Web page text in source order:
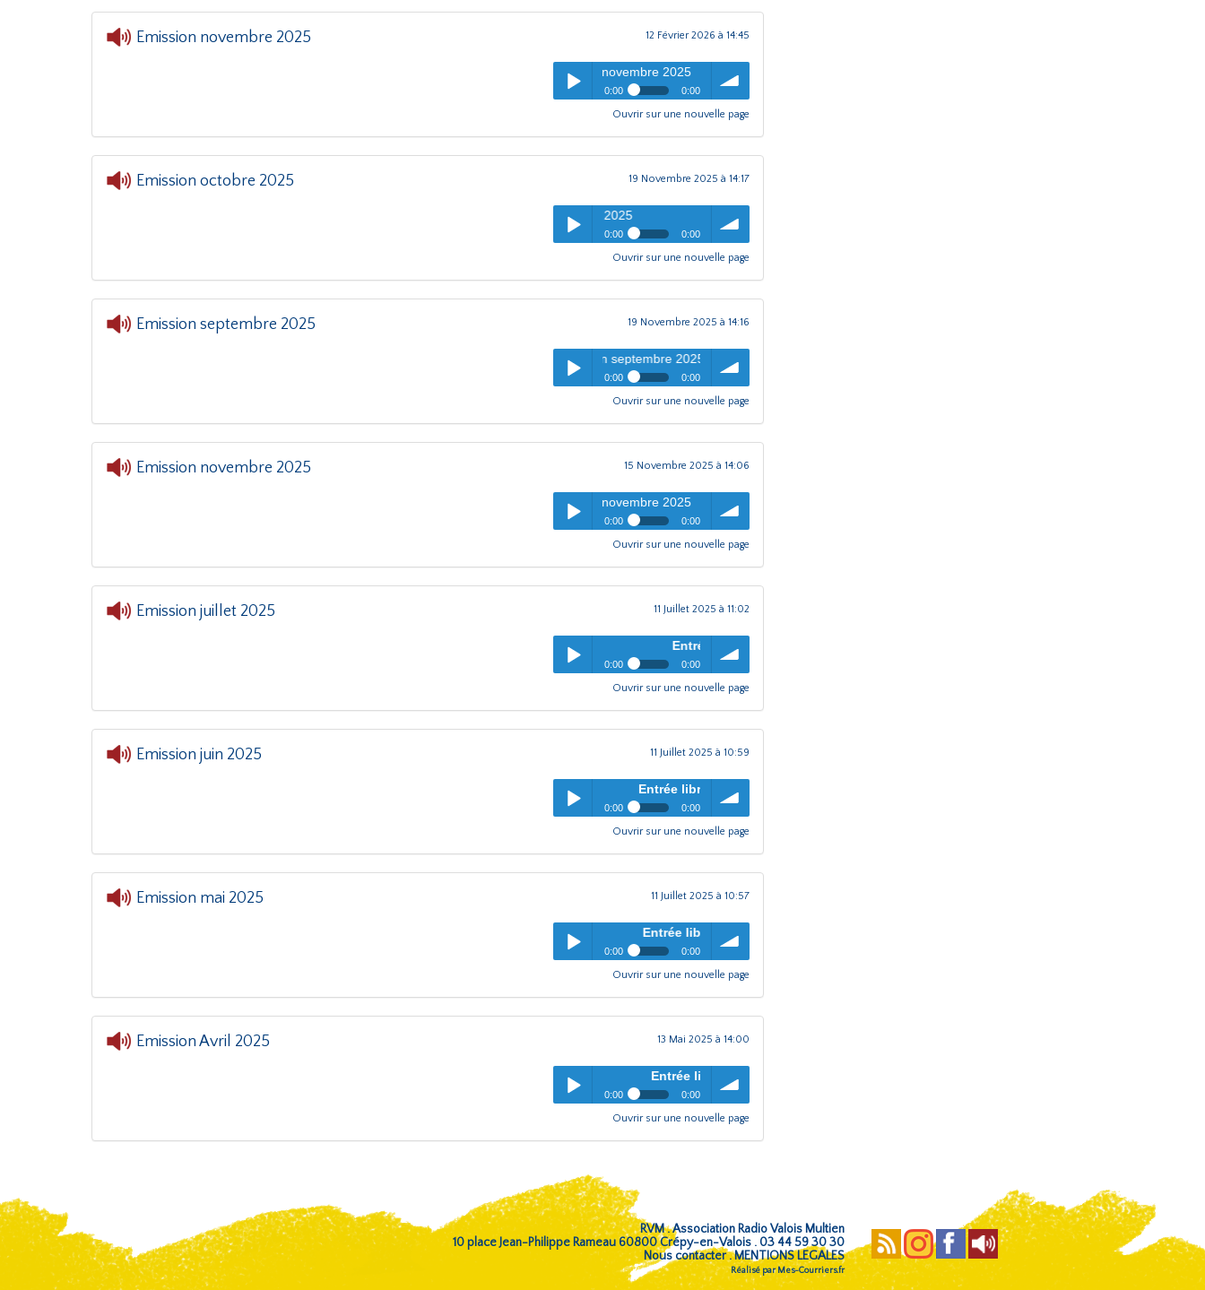
Emission novembre 2025 12 Février 2026 à 14:45
- Emission novembre 2025
0:00 0:00
Entrée libre- Emission
Ouvrir sur une nouvelle page
Emission octobre 2025 19 Novembre 2025 à 14:17
0:00 0:00
Entrée libre- Emission octobre
Ouvrir sur une nouvelle page
Emission septembre 2025 19 Novembre 2025 à 14:16
- Emission septembre 2025
0:00 0:00
Entrée libre- Emission
Ouvrir sur une nouvelle page
Emission novembre 2025 15 Novembre 2025 à 14:06
- Emission novembre 2025
0:00 0:00
Entrée libre- Emission
Ouvrir sur une nouvelle page
Emission juillet 2025 11 Juillet 2025 à 11:02
Entrée libre- Emission juillet 2025
0:00 0:00
Entrée libre - Emission juillet
Ouvrir sur une nouvelle page
Emission juin 2025 11 Juillet 2025 à 10:59
Entrée libre- Emission juin 2025
0:00 0:00
Entrée libre- Emission juin
Ouvrir sur une nouvelle page
Emission mai 2025 11 Juillet 2025 à 10:57
Entrée libre- Emission mai 2025
0:00 0:00
Entrée libre- Emission mai
Ouvrir sur une nouvelle page
Emission Avril 2025 13 Mai 2025 à 14:00
Entrée libre- Emission Avril 2025
0:00 0:00
Entrée libre- Emission Avril
Ouvrir sur une nouvelle page
RVM . Association Radio Valois Multien
10 place Jean-Philippe Rameau 60800 Crépy-en-Valois . 03 44 59 30 30
Nous contacter.MENTIONS LEGALES
Réalisé par Mes-Courriers.fr